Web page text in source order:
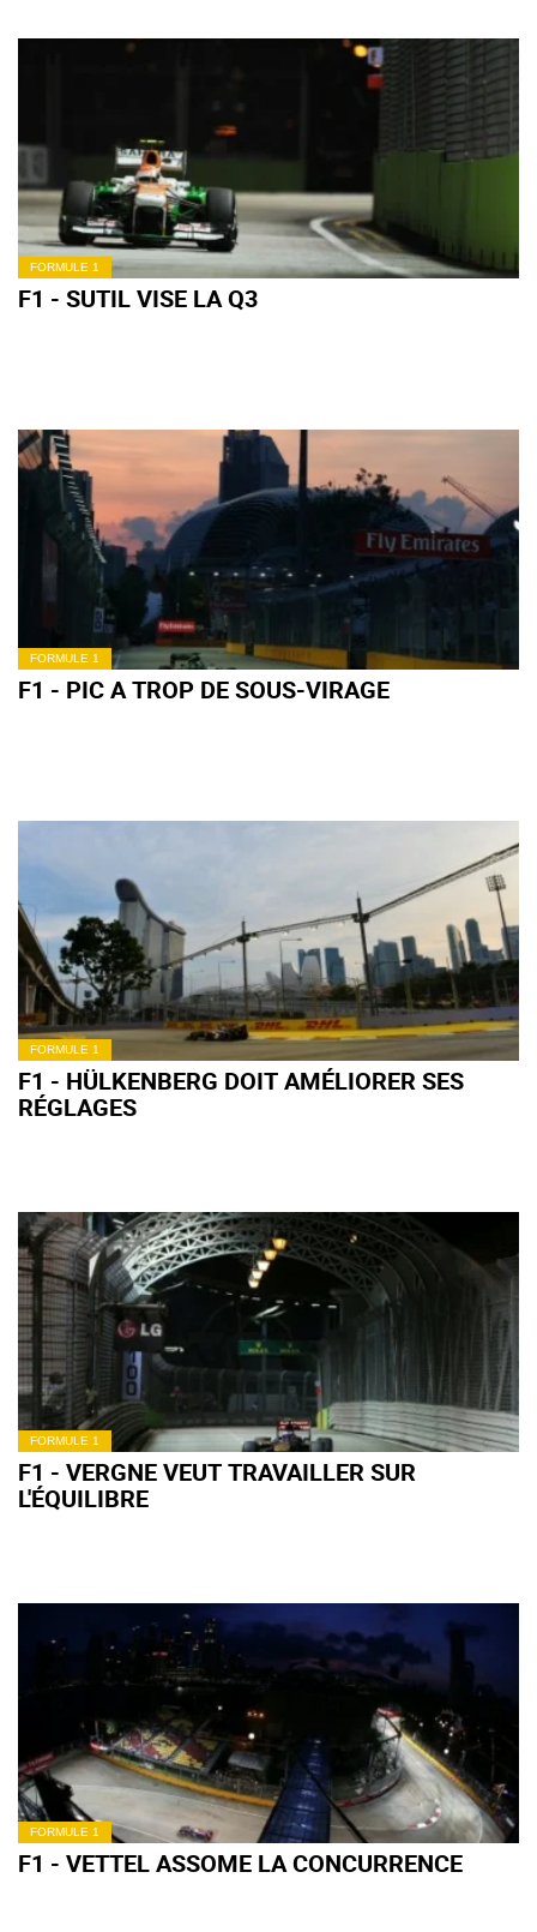
FORMULE 1
F1 - SUTIL VISE LA Q3
FORMULE 1
F1 - PIC A TROP DE SOUS-VIRAGE
FORMULE 1
F1 - HÜLKENBERG DOIT AMÉLIORER SES
RÉGLAGES
FORMULE 1
F1 - VERGNE VEUT TRAVAILLER SUR
L'ÉQUILIBRE
FORMULE 1
F1 - VETTEL ASSOME LA CONCURRENCE